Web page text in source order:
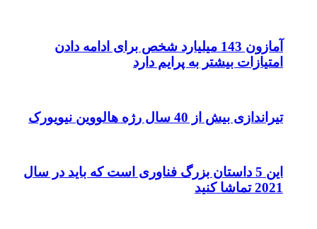
آمازون 143 میلیارد شخص برای ادامه دادن
امتیازات بیشتر به پرایم دارد
تیراندازی بیش از 40 سال رژه هالووین نیویورک
این 5 داستان بزرگ فناوری است که باید در سال
2021 تماشا کنید